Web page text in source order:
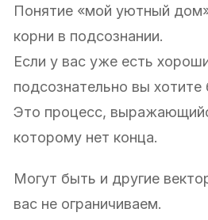
Понятие «мой уютный
корни в подсознании.
Если у вас уже есть
подсознательно вы
Это процесс,
которому нет конца.
Могут быть и другие
вас не ограничиваем.